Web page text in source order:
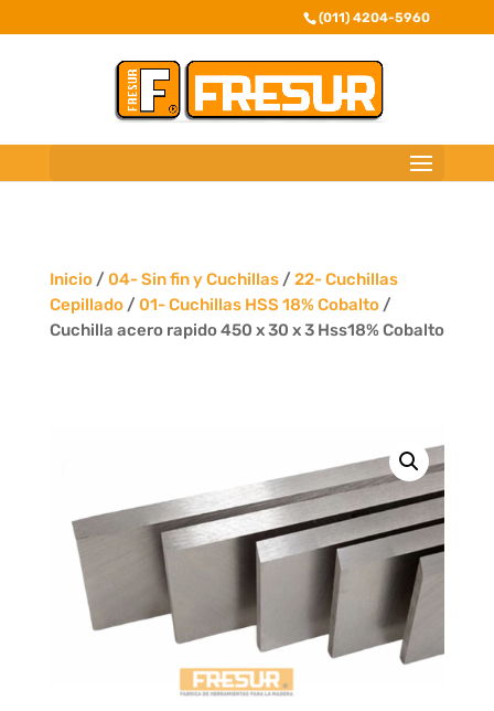
(011) 4204-5960
Inicio/ 04- Sin fin y Cuchillas/ 22- Cuchillas
Cepillado/ 01- Cuchillas HSS 18% Cobalto/
Cuchilla acero rapido 450 x 30 x 3 Hss18% Cobalto